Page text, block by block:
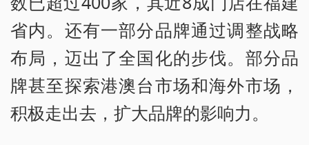
省内。还有一部分品牌通过调整战略
布局，迈出了全国化的步伐。部分品
牌甚至探索港澳台市场和海外市场，
积极走出去，扩大品牌的影响力。